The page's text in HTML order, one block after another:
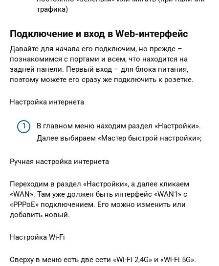
трафика)
Подключение и вход в Web-интерфейс
Давайте для начала его подключим, но прежде –
познакомимся с портами и всем, что находится на
задней панели. Первый вход – для блока питания,
поэтому можете его сразу же подключить к розетке.
Настройка интернета
В главном меню находим раздел «Настройки».
Далее выбираем «Мастер быстрой настройки»;
Ручная настройка интернета
Переходим в раздел «Настройки», а далее кликаем
«WAN». Там уже должен быть интерфейс «WAN1» с
«PPPoE» подключением. Его можно изменить или
добавить новый.
Настройка Wi-Fi
Сверху в меню есть две сети «Wi-Fi 2,4G» и «Wi-Fi 5G».